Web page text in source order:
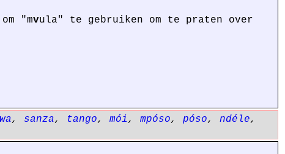
"mvula" te gebruiken om te praten over
, sanza, tango, mói, mpóso, póso, ndéle,